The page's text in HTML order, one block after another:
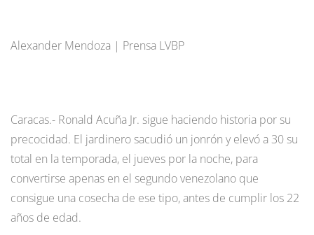
Alexander Mendoza | Prensa LVBP
Caracas.- Ronald Acuña Jr. sigue haciendo historia por su
precocidad. El jardinero sacudió un jonrón y elevó a 30 su
total en la temporada, el jueves por la noche, para
convertirse apenas en el segundo venezolano que
consigue una cosecha de ese tipo, antes de cumplir los 22
años de edad.